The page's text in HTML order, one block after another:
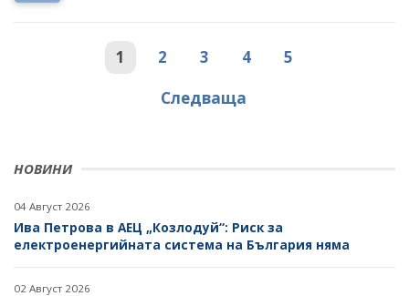
НОВИНИ
04 Август 2026
Ива Петрова в АЕЦ „Козлодуй“: Риск за
електроенергийната система на България няма
02 Август 2026
1 2 3 4
5
Следваща